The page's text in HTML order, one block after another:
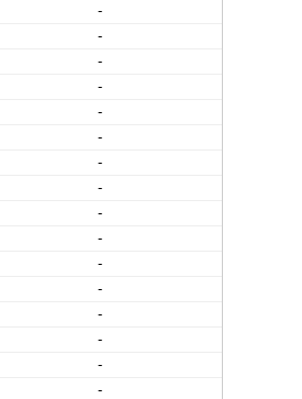
-
-
-
-
-
-
-
-
-
-
-
-
-
-
-
-